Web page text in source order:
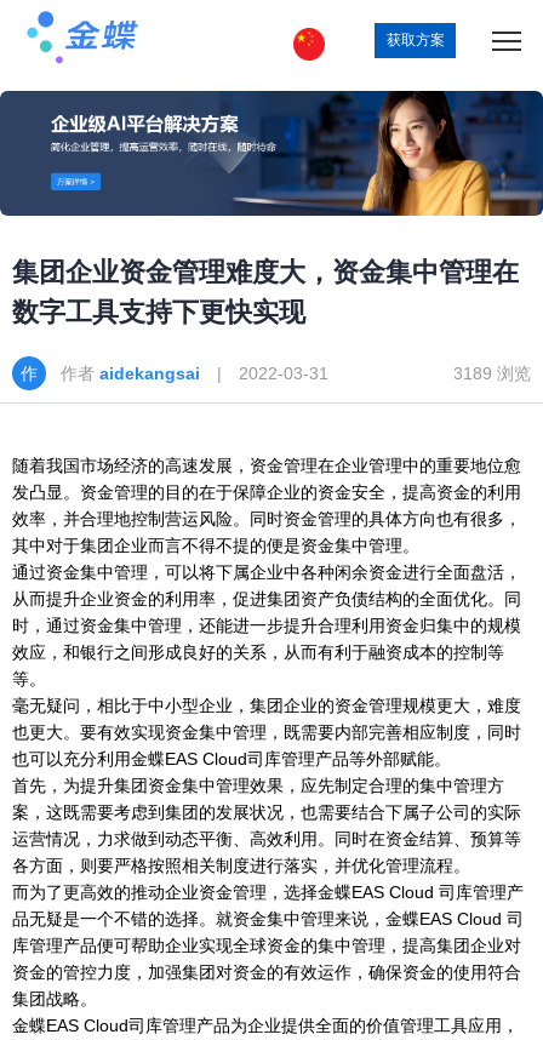
获取方案
集团企业资金管理难度大，资金集中管理在
数字工具支持下更快实现
作者 aidekangsai | 2022-03-31 3189 浏览
随着我国市场经济的高速发展，资金管理在企业管理中的重要地位愈
发凸显。资金管理的目的在于保障企业的资金安全，提高资金的利用
效率，并合理地控制营运风险。同时资金管理的具体方向也有很多，
其中对于集团企业而言不得不提的便是资金集中管理。
通过资金集中管理，可以将下属企业中各种闲余资金进行全面盘活，
从而提升企业资金的利用率，促进集团资产负债结构的全面优化。同
时，通过资金集中管理，还能进一步提升合理利用资金归集中的规模
效应，和银行之间形成良好的关系，从而有利于融资成本的控制等
等。
毫无疑问，相比于中小型企业，集团企业的资金管理规模更大，难度
也更大。要有效实现资金集中管理，既需要内部完善相应制度，同时
也可以充分利用金蝶EAS Cloud司库管理产品等外部赋能。
首先，为提升集团资金集中管理效果，应先制定合理的集中管理方
案，这既需要考虑到集团的发展状况，也需要结合下属子公司的实际
运营情况，力求做到动态平衡、高效利用。同时在资金结算、预算等
各方面，则要严格按照相关制度进行落实，并优化管理流程。
而为了更高效的推动企业资金管理，选择金蝶EAS Cloud 司库管理产
品无疑是一个不错的选择。就资金集中管理来说，金蝶EAS Cloud 司
库管理产品便可帮助企业实现全球资金的集中管理，提高集团企业对
资金的管控力度，加强集团对资金的有效运作，确保资金的使用符合
集团战略。
金蝶EAS Cloud司库管理产品为企业提供全面的价值管理工具应用，